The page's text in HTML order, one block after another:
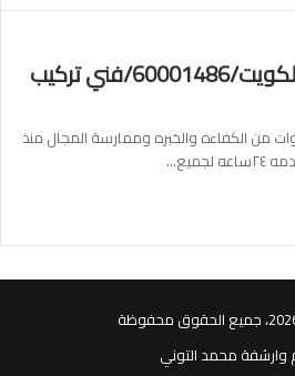
تركيب حوض القدم بالكويت/60001486/فني تركيب
من الكفاءه والخبره وممارسة المجال منذ
محمد التوني